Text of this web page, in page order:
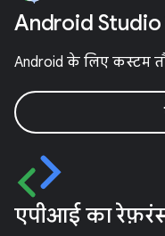
Android
Android के लिए कस्टम
एपीआई का रेफ़रंस